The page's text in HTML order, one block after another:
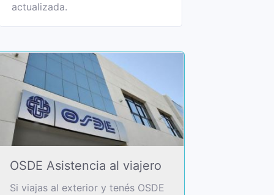
actualizada.
OSDE Asistencia al viajero
Si viajas al exterior y tenés OSDE